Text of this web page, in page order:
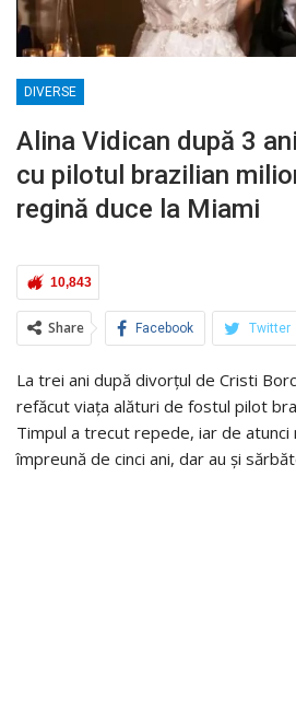
DIVERSE
Alina Vidican după 3
cu pilotul brazilian
regină duce la Miami
10,843
Share Facebook Twitter
La trei ani după divorțul de Cristi
refăcut viața alături de fostul pilot
Timpul a trecut repede, iar de atunci
împreună de cinci ani, dar au și